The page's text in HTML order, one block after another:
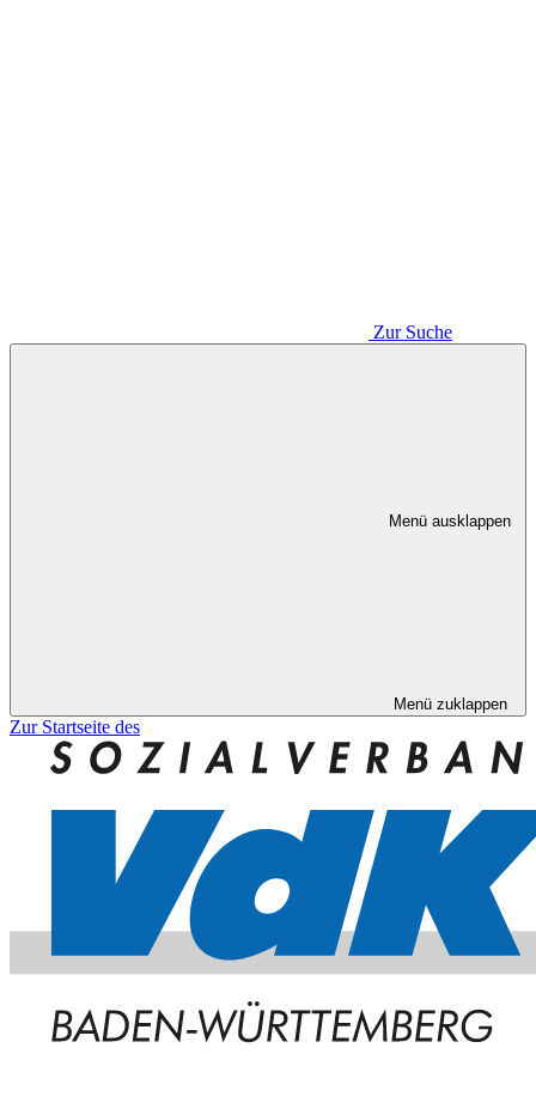
Zur Suche
Menü ausklappen
Menü zuklappen
Zur Startseite des